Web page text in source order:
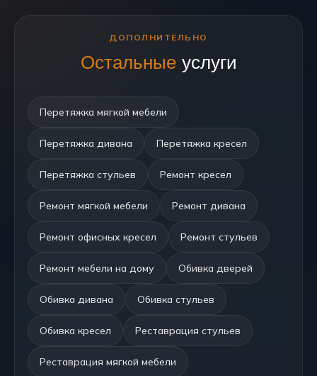
ДОПОЛНИТЕЛЬНО
Остальныеуслуги
Перетяжка мягкой мебели
Перетяжка дивана Перетяжка кресел
Перетяжка стульев Ремонт кресел
Ремонт мягкой мебели Ремонт дивана
Ремонт офисных кресел Ремонт стульев
Ремонт мебели на дому Обивка дверей
Обивка дивана Обивка стульев
Обивка кресел Реставрация стульев
Реставрация мягкой мебели